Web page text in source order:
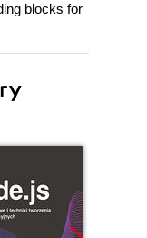
blocks for